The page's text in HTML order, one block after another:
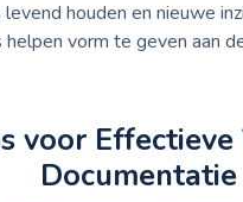
houden en nieuwe
helpen vorm te geven aan
voor
Documentatie